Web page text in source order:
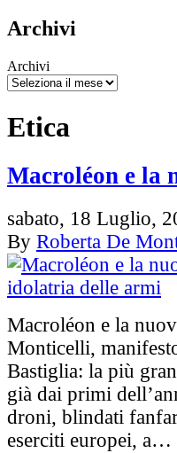
Archivi
Archivi
Etica
Macroléon e la
sabato, 18 Luglio,
By Roberta De
Macroléon e la
Monticelli,
Bastiglia: la più
già dai primi
droni, blindati
eserciti europei, a…